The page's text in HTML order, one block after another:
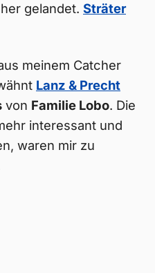
gelandet. Sträter
meinem Catcher
Lanz & Precht
von Familie Lobo. Die
interessant und
waren mir zu